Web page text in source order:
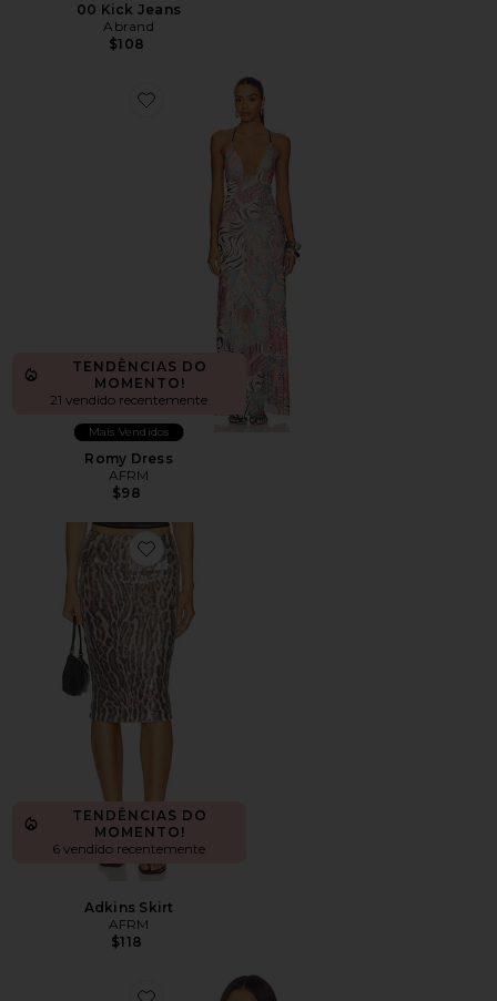
00 Kick Jeans
Abrand
$108
Favorite Romy Dress
TENDÊNCIAS DO
MOMENTO!
21 vendido recentemente
Mais Vendidos
Romy Dress
AFRM
$98
Favorite Adkins Skirt
TENDÊNCIAS DO
MOMENTO!
6 vendido recentemente
Adkins Skirt
AFRM
$118